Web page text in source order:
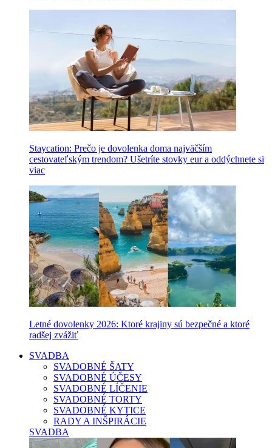
Staycation: Prečo je dovolenka doma najväčším
cestovateľským trendom? Ušetríte stovky eur a oddýchnete si
viac
Letné dovolenky 2026: Ktoré krajiny sú bezpečné a ktoré
radšej zvážiť
SVADBA
SVADOBNÉ ŠATY
SVADOBNÉ ÚČESY
SVADOBNÉ LÍČENIE
SVADOBNÉ TORTY
SVADOBNÉ KYTICE
RADY A INŠPIRÁCIE
SVADBA